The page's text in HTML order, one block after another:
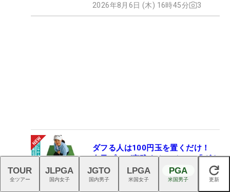
2026年8月6日 (木) 16時45分 3
ダフる人は100円玉を置くだけ！
女子プロが実践するアイアン「ダウ
ンブロードリル」が効果抜群 閉じる
TOUR
全ツアー
JLPGA
国内女子
JGTO
国内男子
LPGA
米国女子
PGA
米国男子 更新